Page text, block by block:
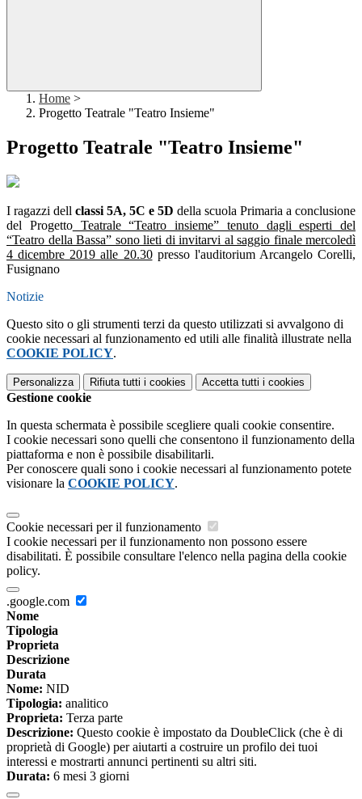
Home >
Progetto Teatrale "Teatro Insieme"
Progetto Teatrale "Teatro Insieme"
I ragazzi dell classi 5A, 5C e 5D della scuola Primaria a conclusione
del ProgettoTeatrale “Teatro insieme” tenuto dagli esperti del
“Teatro della Bassa” sono lieti di invitarvi al saggio finale mercoledì
4 dicembre 2019 alle 20.30presso l'auditorium Arcangelo Corelli,
Fusignano
Notizie
Questo sito o gli strumenti terzi da questo utilizzati si avvalgono di
cookie necessari al funzionamento ed utili alle finalità illustrate nella
COOKIE POLICY.
Personalizza Rifiuta tutti i cookies Accetta tutti i cookies
Gestione cookie
In questa schermata è possibile scegliere quali cookie consentire.
I cookie necessari sono quelli che consentono il funzionamento della
piattaforma e non è possibile disabilitarli.
Per conoscere quali sono i cookie necessari al funzionamento potete
visionare la COOKIE POLICY.
Cookie necessari per il funzionamento
I cookie necessari per il funzionamento non possono essere
disabilitati. È possibile consultare l'elenco nella pagina della cookie
policy.
.google.com
Nome
Tipologia
Proprieta
Descrizione
Durata
Nome: NID
Tipologia: analitico
Proprieta: Terza parte
Descrizione: Questo cookie è impostato da DoubleClick (che è di
proprietà di Google) per aiutarti a costruire un profilo dei tuoi
interessi e mostrarti annunci pertinenti su altri siti.
Durata: 6 mesi 3 giorni